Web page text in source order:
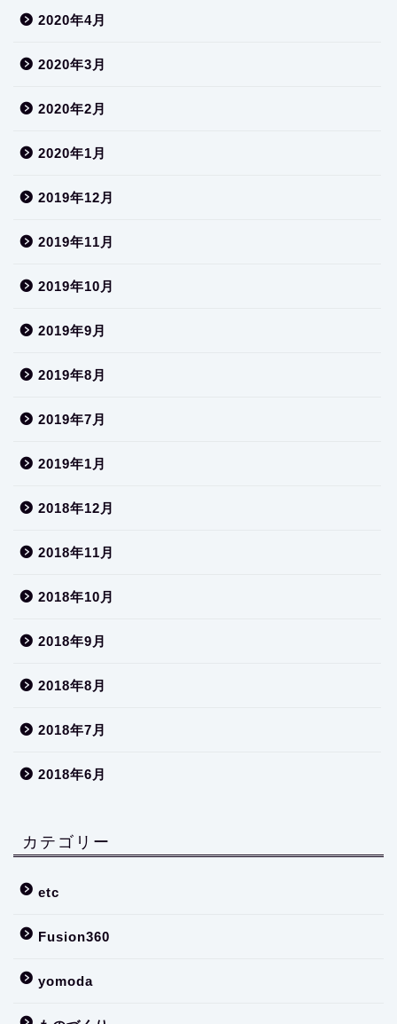
2020年4月
2020年3月
2020年2月
2020年1月
2019年12月
2019年11月
2019年10月
2019年9月
2019年8月
2019年7月
2019年1月
2018年12月
2018年11月
2018年10月
2018年9月
2018年8月
2018年7月
2018年6月
カテゴリー
etc
Fusion360
yomoda